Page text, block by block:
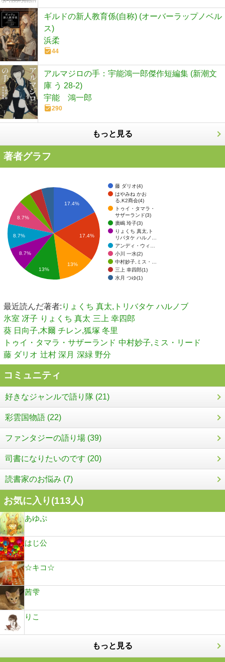
ギルドの新人教育係(自称) (オーバーラップノベル
ス)
浜柔
44
アルマジロの手：宇能鴻一郎傑作短編集 (新潮文
庫 う 28-2)
宇能 鴻一郎
290
もっと見る
著者グラフ
藤 ダリオ(4)
はやみね かお
る,K2商会(4)
トゥイ・タマラ・
サザーランド(3)
廣嶋 玲子(3)
りょくち 真太,ト
リバタケ ハルノ…
アンディ・ウィ…
小川 一水(2)
中村妙子,ミス・…
三上 幸四郎(1)
水月 つゆ(1)
17.4%
17.4%
13%
8.7%
8.7%
8.7%
13%
最近読んだ著者: りょくち 真太,トリバタケ ハルノブ
氷室 冴子 りょくち 真太 三上 幸四郎
葵 日向子,木爾 チレン,狐塚 冬里
トゥイ・タマラ・サザーランド 中村妙子,ミス・リード
藤 ダリオ 辻村 深月 深緑 野分
コミュニティ
好きなジャンルで語り隊 (21)
彩雲国物語 (22)
ファンタジーの語り場 (39)
司書になりたいのです (20)
読書家のお悩み (7)
お気に入り(113人)
あゆぷ
はじ公
☆キコ☆
茜雫
りこ
もっと見る